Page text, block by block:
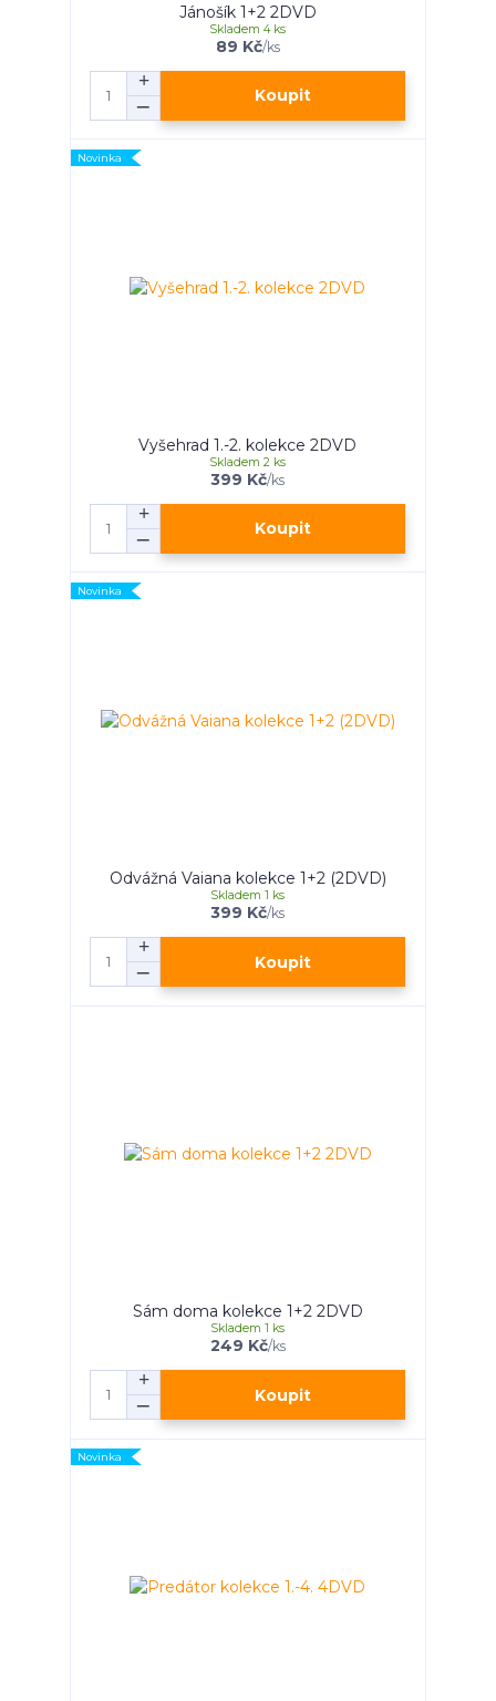
Jánošík 1+2 2DVD
89 Kč/ks
Skladem 4 ks
Koupit
Novinka
Vyšehrad 1.-2. kolekce 2DVD
399 Kč/ks
Skladem 2 ks
Koupit
Novinka
Odvážná Vaiana kolekce 1+2 (2DVD)
399 Kč/ks
Skladem 1 ks
Koupit
Sám doma kolekce 1+2 2DVD
249 Kč/ks
Skladem 1 ks
Koupit
Novinka